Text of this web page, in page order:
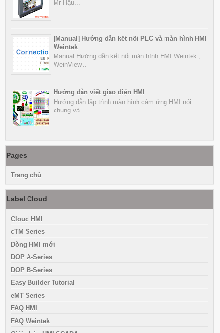
Mr Hậu...
[Manual] Hướng dẫn kết nối PLC và màn hình HMI
Weintek
Manual Hướng dẫn kết nối màn hình HMI Weintek ,
WeinView...
Hướng dẫn viết giao diện HMI
Hướng dẫn lập trình màn hình cảm ứng HMI nói
chung và...
Pages
Trang chủ
Label Cloud
Cloud HMI
cTM Series
Dòng HMI mới
DOP A-Series
DOP B-Series
Easy Builder Tutorial
eMT Series
FAQ HMI
FAQ Weintek